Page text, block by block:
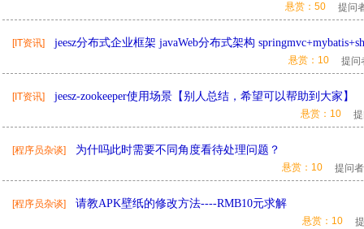
提问
悬赏：50
[IT资讯] jeesz分布式企业框架 javaWeb分布式架构
提问
悬赏：10
[IT资讯] jeesz-zookeeper使用场景【别人总结，希望可以帮助到大家】
悬赏：10
[程序员杂谈] 为什吗此时需要不同角度看待处理问题？
提问
悬赏：10
[程序员杂谈] 请教APK壁纸的修改方法----RMB10元求解
悬赏：10